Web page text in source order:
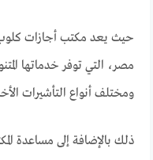
حيث يعد مكتب أجازات
مصر، التي توفر خدماتها
ومختلف أنواع التأشيرات
ذلك بالإضافة إلى مساعدة